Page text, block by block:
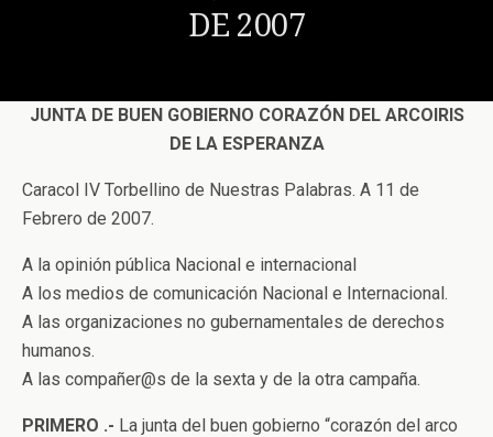
DE 2007
JUNTA DE BUEN GOBIERNO CORAZÓN DEL ARCOIRIS
DE LA ESPERANZA
Caracol IV Torbellino de Nuestras Palabras. A 11 de
Febrero de 2007.
A la opinión pública Nacional e internacional
A los medios de comunicación Nacional e Internacional.
A las organizaciones no gubernamentales de derechos
humanos.
A las compañer@s de la sexta y de la otra campaña.
PRIMERO .- La junta del buen gobierno “corazón del arco